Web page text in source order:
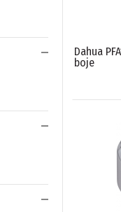
Dahua
boje